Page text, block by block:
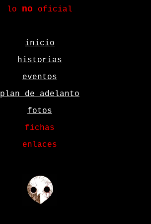
lo no oficial
inicio
historias
eventos
plan de adelanto
fotos
fichas
enlaces